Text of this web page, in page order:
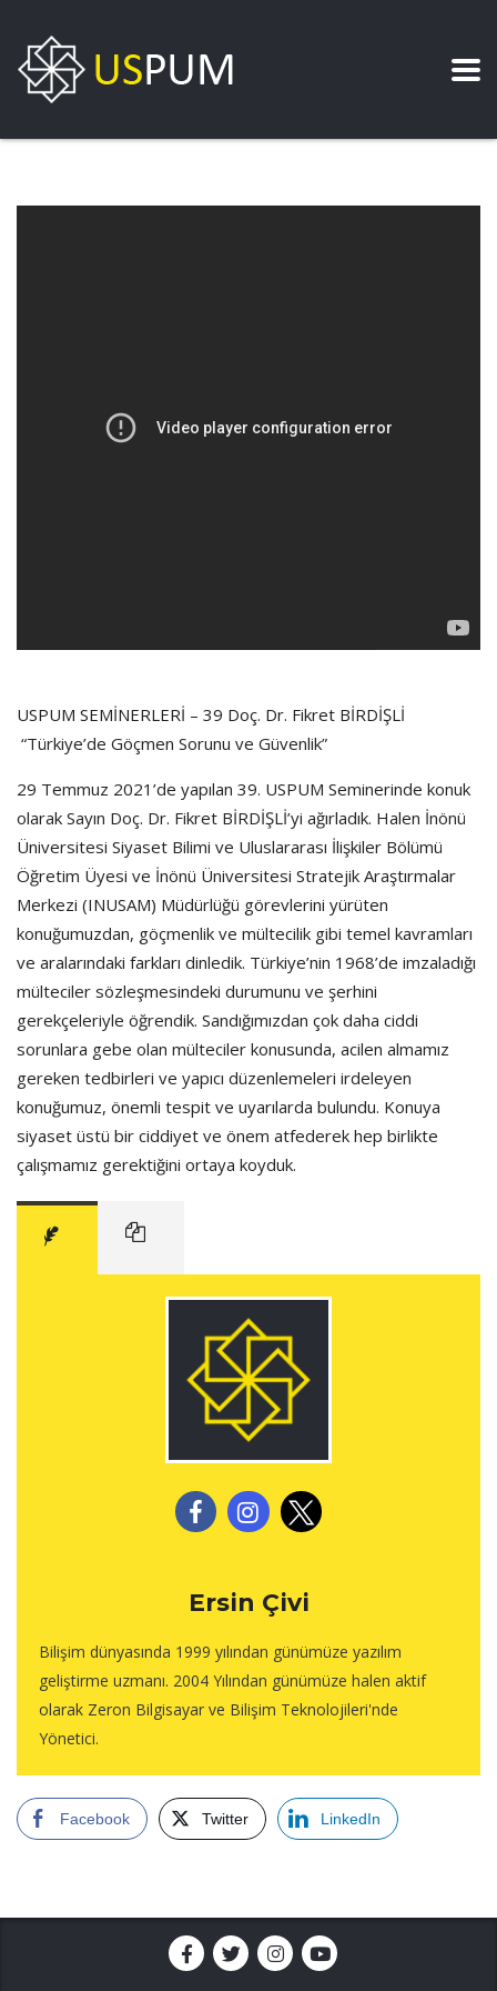
USPUM SEMİNERLERİ – 39 Doç. Dr. Fikret BİRDİŞLİ
“Türkiye’de Göçmen Sorunu ve Güvenlik”
29 Temmuz 2021’de yapılan 39. USPUM Seminerinde konuk
olarak Sayın Doç. Dr. Fikret BİRDİŞLİ’yi ağırladık. Halen İnönü
Üniversitesi Siyaset Bilimi ve Uluslararası İlişkiler Bölümü
Öğretim Üyesi ve İnönü Üniversitesi Stratejik Araştırmalar
Merkezi (INUSAM) Müdürlüğü görevlerini yürüten
konuğumuzdan, göçmenlik ve mültecilik gibi temel kavramları
ve aralarındaki farkları dinledik. Türkiye’nin 1968’de imzaladığı
mülteciler sözleşmesindeki durumunu ve şerhini
gerekçeleriyle öğrendik. Sandığımızdan çok daha ciddi
sorunlara gebe olan mülteciler konusunda, acilen almamız
gereken tedbirleri ve yapıcı düzenlemeleri irdeleyen
konuğumuz, önemli tespit ve uyarılarda bulundu. Konuya
siyaset üstü bir ciddiyet ve önem atfederek hep birlikte
çalışmamız gerektiğini ortaya koyduk.
Ersin Çivi
Bilişim dünyasında 1999 yılından günümüze yazılım
geliştirme uzmanı. 2004 Yılından günümüze halen aktif
olarak Zeron Bilgisayar ve Bilişim Teknolojileri'nde
Yönetici.
Facebook Twitter LinkedIn